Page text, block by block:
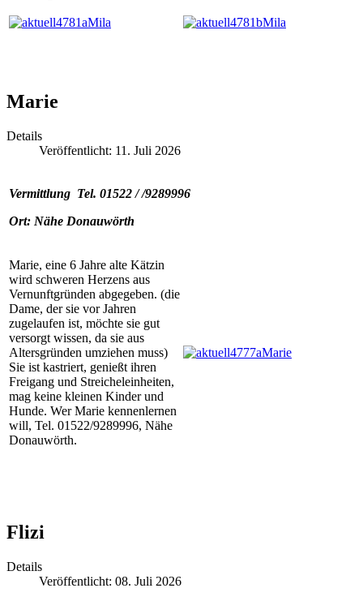
Marie
Details
Veröffentlicht: 11. Juli 2026
Vermittlung Tel. 01522 / /9289996
Ort: Nähe Donauwörth
Marie, eine 6 Jahre alte Kätzin
wird schweren Herzens aus
Vernunftgründen abgegeben. (die
Dame, der sie vor Jahren
zugelaufen ist, möchte sie gut
versorgt wissen, da sie aus
Altersgründen umziehen muss)
Sie ist kastriert, genießt ihren
Freigang und Streicheleinheiten,
mag keine kleinen Kinder und
Hunde. Wer Marie kennenlernen
will, Tel. 01522/9289996, Nähe
Donauwörth.
Flizi
Details
Veröffentlicht: 08. Juli 2026